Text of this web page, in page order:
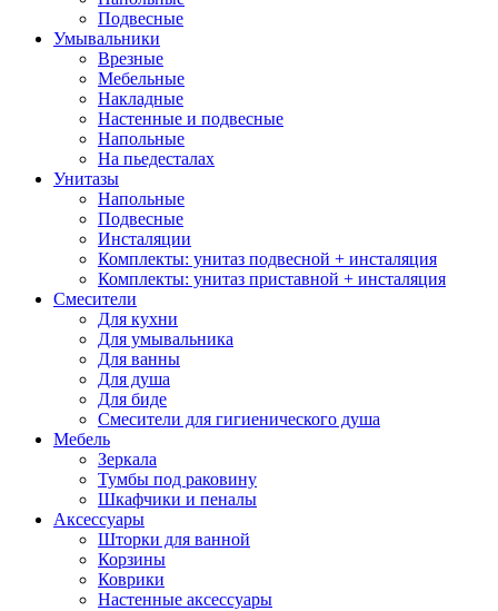
Подвесные
Умывальники
Врезные
Мебельные
Накладные
Настенные и подвесные
Напольные
На пьедесталах
Унитазы
Напольные
Подвесные
Инсталяции
Комплекты: унитаз подвесной + инсталяция
Комплекты: унитаз приставной + инсталяция
Смесители
Для кухни
Для умывальника
Для ванны
Для душа
Для биде
Смесители для гигиенического душа
Мебель
Зеркала
Тумбы под раковину
Шкафчики и пеналы
Аксессуары
Шторки для ванной
Корзины
Коврики
Настенные аксессуары